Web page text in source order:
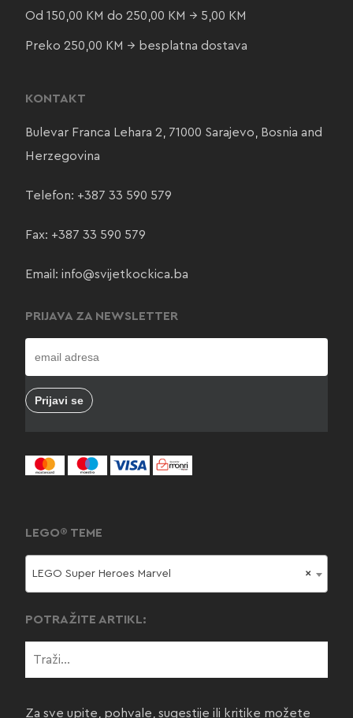
Od 150,00 KM do 250,00 KM → 5,00 KM
Preko 250,00 KM → besplatna dostava
KONTAKT
Bulevar Franca Lehara 2, 71000 Sarajevo, Bosnia and
Herzegovina
Telefon: +387 33 590 579
Fax: +387 33 590 579
Email: info@svijetkockica.ba
PRIJAVA ZA NEWSLETTER
LEGO® TEME
×
LEGO Super Heroes Marvel
POTRAŽITE ARTIKL:
Za sve upite, pohvale, sugestije ili kritike možete